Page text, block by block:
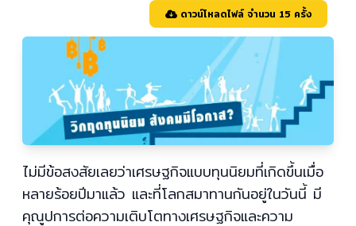
ดาวน์โหลดไฟล์ จำนวน 15 ครั้ง
ไม่มีข้อสงสัยเลยว่าเศรษฐกิจแบบทุนนิยมที่เกิดขึ้นเมื่อ
หลายร้อยปีมาแล้ว และที่โลกสมาทานกันอยู่ในวันนี้ มี
คุณูปการต่อความเติบโตทางเศรษฐกิจและความ